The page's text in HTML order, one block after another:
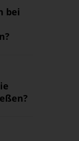
bei